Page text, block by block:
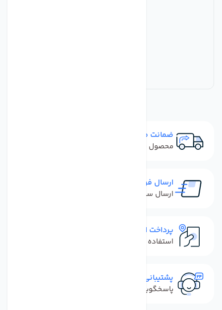
ضمانت مرجوعی
محصول نباید آسیب دیده باشد
ارسال فوری
ارسال سفارش در کمترین زمان ممکن
پرداخت امن
استفاده از روش‌های پرداخت امن
پشتیبانی سریع
پاسخگویی سریع به تماس‌ها و پیام‌ها